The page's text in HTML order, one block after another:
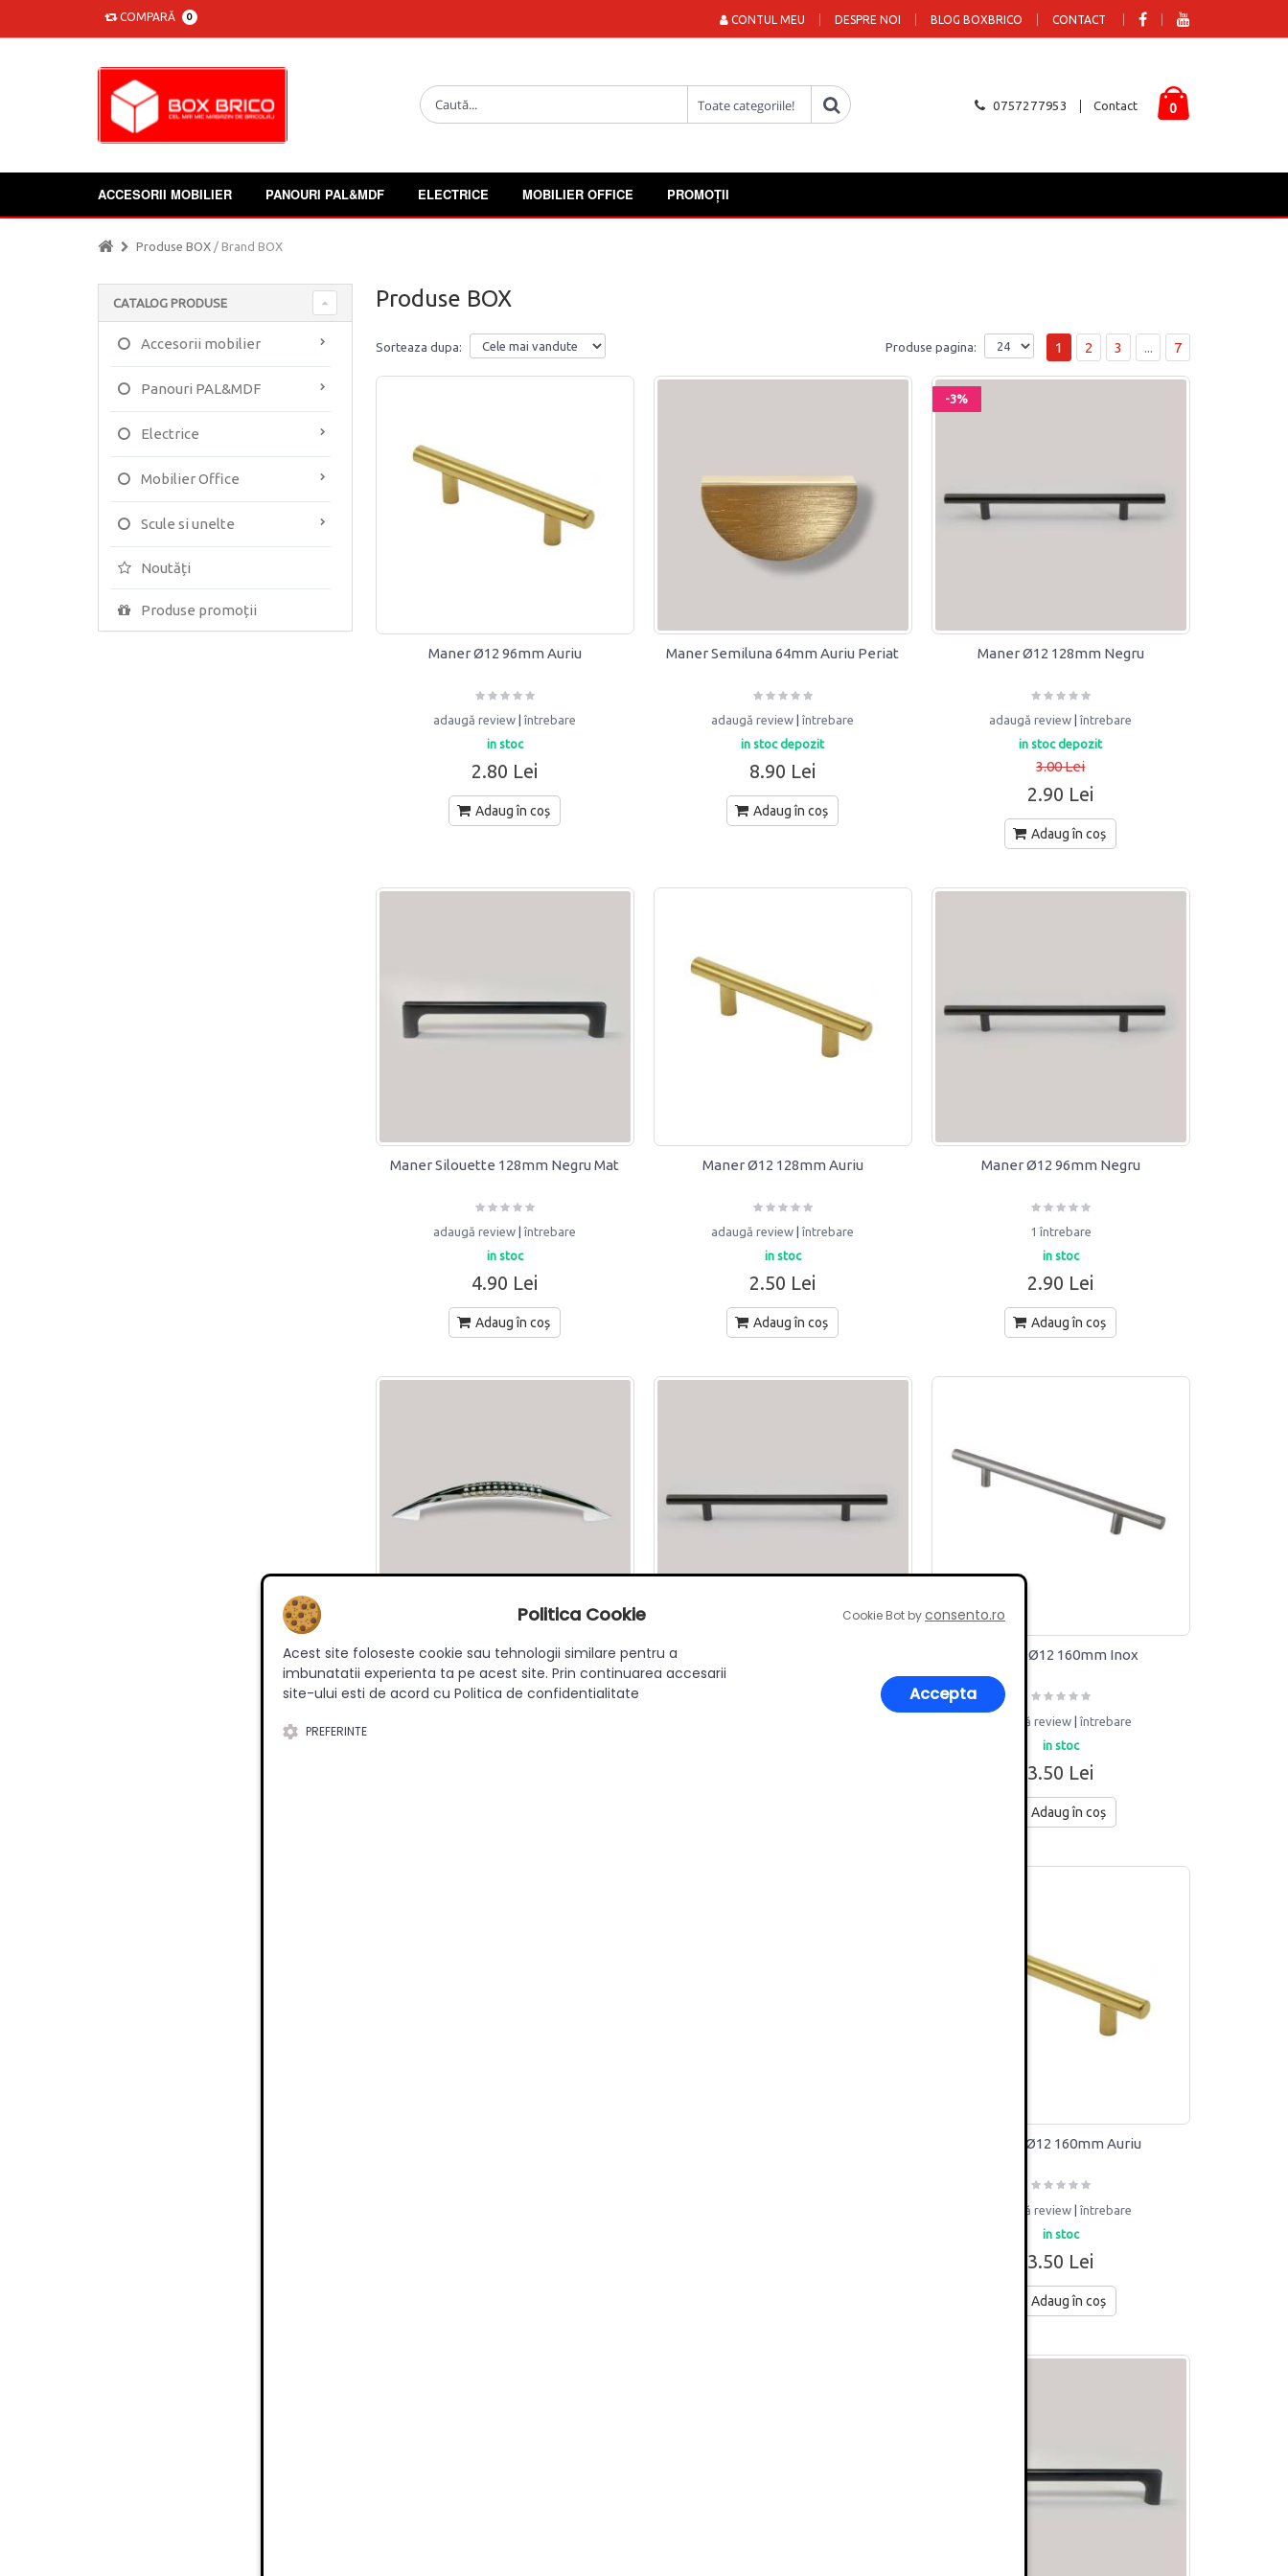
COMPARĂ 0 DESPRE NOI BLOG BOXBRICO CONTACT
CONTUL MEU
0757277953 Contact 0
ACCESORII MOBILIER PANOURI PAL&MDF ELECTRICE MOBILIER OFFICE PROMOȚII
Produse BOX / Brand BOX
Produse BOX
Sorteaza dupa: 1 2 3 ... 7
Produse pagina:
Maner Ø12 96mm Auriu
adaugă review |întrebare
in stoc
2.80 Lei
Adaug în coș
Maner Semiluna 64mm Auriu Periat
adaugă review |întrebare
in stoc depozit
8.90 Lei
Adaug în coș
-3%
Maner Ø12 128mm Negru
adaugă review |întrebare
in stoc depozit
3.00 Lei
2.90 Lei
Adaug în coș
Maner Silouette 128mm Negru Mat
adaugă review |întrebare
in stoc
4.90 Lei
Adaug în coș
Maner Ø12 128mm Auriu
adaugă review |întrebare
in stoc
2.50 Lei
Adaug în coș
Maner Ø12 96mm Negru
1 întrebare
in stoc
2.90 Lei
Adaug în coș
Maner mobilier Eco Nok 96mm
Crom
Maner Ø12 160mm Inox
adaugă review |întrebare
in stoc
3.50 Lei
Adaug în coș
Maner Ø12 160mm Auriu
adaugă review |întrebare
in stoc
3.50 Lei
Adaug în coș
CATALOG PRODUSE
Accesorii mobilier
Panouri PAL&MDF
Electrice
Mobilier Office
Scule si unelte
Noutăți
Produse promoții
Politica Cookie Cookie Bot byconsento.ro
Acest site foloseste cookie sau tehnologii similare pentru a
imbunatatii experienta ta pe acest site. Prin continuarea accesarii
site-ului esti de acord cu Politica de confidentialitate
PREFERINTE
Accepta